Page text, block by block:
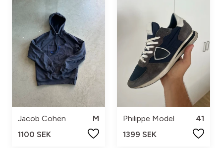
Jacob Cohën
M
1100 SEK
Philippe Model
41
1399 SEK